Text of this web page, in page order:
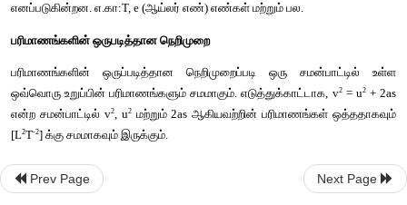
(3) பரிமாணமுள்ள மாறிலிகள்
எந்த இயற்பியல் அளவுகள் பரிமாணத்துடன் நிலையான
அவை பரிமாணமுள்ள மாறிலிகள் என அழைக்கப்படுகிறது.
(4) பரிமாணமற்ற மாறிலிகள்
Prev Page Next Page